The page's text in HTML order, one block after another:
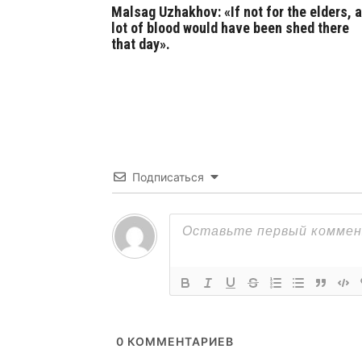
Malsag Uzhakhov: «If not for the elders, a
lot of blood would have been shed there
that day».
Подписаться
0 КОММЕНТАРИЕВ